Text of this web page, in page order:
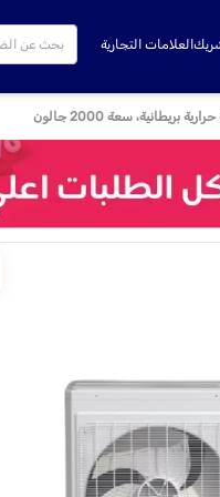
العلامات التجارية